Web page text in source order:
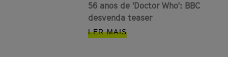
56 anos de 'Doctor Who': BBC
desvenda teaser
LER MAIS